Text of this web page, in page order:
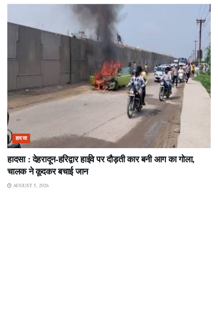
हादसा
हादसा : देहरादून-हरिद्वार हाईवे पर दौड़ती कार बनी आग का गोला,
चालक ने कूदकर बचाई जान
AUGUST 5, 2026